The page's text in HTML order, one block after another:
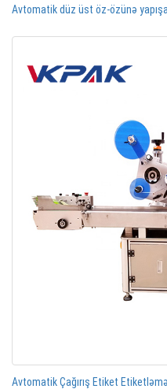
Avtomatik düz üst öz-özünə
Avtomatik Çağırış Etiket